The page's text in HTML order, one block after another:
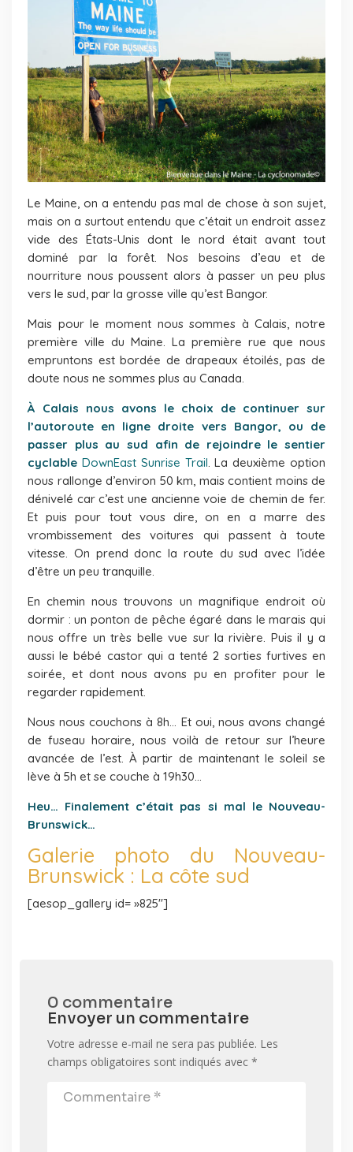
Le Maine, on a entendu pas mal de chose à son sujet,
mais on a surtout entendu que c’était un endroit assez
vide des États-Unis dont le nord était avant tout
dominé par la forêt. Nos besoins d’eau et de
nourriture nous poussent alors à passer un peu plus
vers le sud, par la grosse ville qu’est Bangor.
Mais pour le moment nous sommes à Calais, notre
première ville du Maine. La première rue que nous
empruntons est bordée de drapeaux étoilés, pas de
doute nous ne sommes plus au Canada.
À Calais nous avons le choix de continuer sur
l’autoroute en ligne droite vers Bangor, ou de
passer plus au sud afin de rejoindre le sentier
cyclable DownEast Sunrise Trail. La deuxième option
nous rallonge d’environ 50 km, mais contient moins de
dénivelé car c’est une ancienne voie de chemin de fer.
Et puis pour tout vous dire, on en a marre des
vrombissement des voitures qui passent à toute
vitesse. On prend donc la route du sud avec l’idée
d’être un peu tranquille.
En chemin nous trouvons un magnifique endroit où
dormir : un ponton de pêche égaré dans le marais qui
nous offre un très belle vue sur la rivière. Puis il y a
aussi le bébé castor qui a tenté 2 sorties furtives en
soirée, et dont nous avons pu en profiter pour le
regarder rapidement.
Nous nous couchons à 8h… Et oui, nous avons changé
de fuseau horaire, nous voilà de retour sur l’heure
avancée de l’est. À partir de maintenant le soleil se
lève à 5h et se couche à 19h30…
Heu… Finalement c’était pas si mal le Nouveau-
Brunswick…
Galerie photo du Nouveau-
Brunswick : La côte sud
[aesop_gallery id= »825″]
0 commentaire
Envoyer un commentaire
Votre adresse e-mail ne sera pas publiée. Les
champs obligatoires sont indiqués avec *